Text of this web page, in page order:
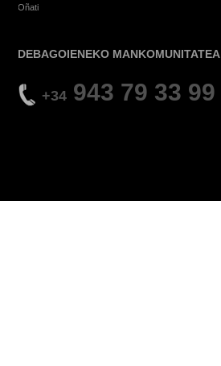
Oñati
DEBAGOIENEKO MANKOMUNITATEA
+34 943 79 33 99